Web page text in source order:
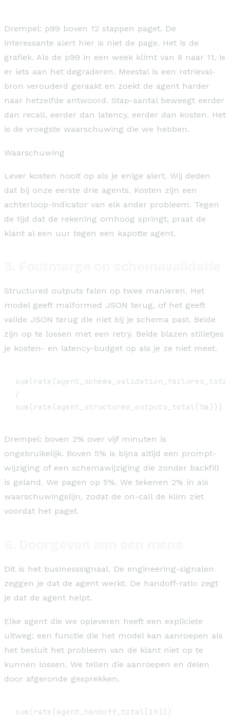
Drempel: p99 boven 12 stappen paget. De
interessante alert hier is niet de page. Het is de
grafiek. Als de p99 in een week klimt van 8 naar 11, is
er iets aan het degraderen. Meestal is een retrieval-
bron verouderd geraakt en zoekt de agent harder
naar hetzelfde antwoord. Stap-aantal beweegt eerder
dan recall, eerder dan latency, eerder dan kosten. Het
is de vroegste waarschuwing die we hebben.
Waarschuwing
Lever kosten nooit op als je enige alert. Wij deden
dat bij onze eerste drie agents. Kosten zijn een
achterloop-indicator van elk ander probleem. Tegen
de tijd dat de rekening omhoog springt, praat de
klant al een uur tegen een kapotte agent.
Structured outputs falen op twee manieren. Het
model geeft malformed JSON terug, of het geeft
valide JSON terug die niet bij je schema past. Beide
zijn op te lossen met een retry. Beide blazen stilletjes
je kosten- en latency-budget op als je ze niet meet.
/
sum(rate(agent_structured_outputs_total[5m]))
Drempel: boven 2% over vijf minuten is
ongebruikelijk. Boven 5% is bijna altijd een prompt-
wijziging of een schemawijziging die zonder backfill
is geland. We pagen op 5%. We tekenen 2% in als
waarschuwingslijn, zodat de on-call de klim ziet
voordat het paget.
Dit is het businesssignaal. De engineering-signalen
zeggen je dat de agent werkt. De handoff-ratio zegt
je dat de agent helpt.
Elke agent die we opleveren heeft een expliciete
uitweg: een functie die het model kan aanroepen als
het besluit het probleem van de klant niet op te
kunnen lossen. We tellen die aanroepen en delen
door afgeronde gesprekken.
sum(rate(agent_handoff_total[1h]))